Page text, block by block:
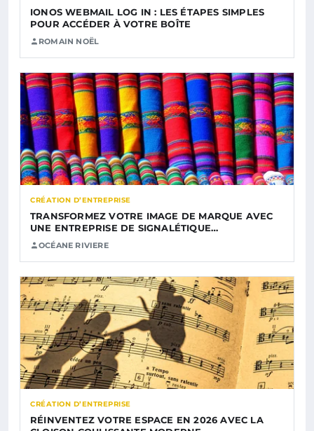
IONOS WEBMAIL LOG IN : LES ÉTAPES SIMPLES
POUR ACCÉDER À VOTRE BOÎTE
ROMAIN NOËL
CRÉATION D’ENTREPRISE
TRANSFORMEZ VOTRE IMAGE DE MARQUE AVEC
UNE ENTREPRISE DE SIGNALÉTIQUE…
OCÉANE RIVIERE
CRÉATION D’ENTREPRISE
RÉINVENTEZ VOTRE ESPACE EN 2026 AVEC LA